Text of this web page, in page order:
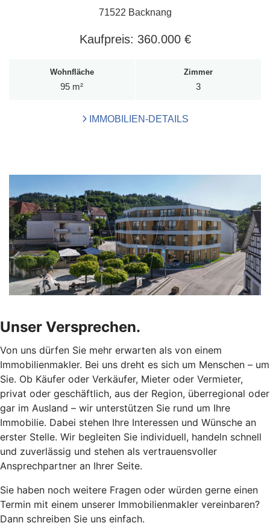
Unser Versprechen.
Von uns dürfen Sie mehr erwarten als von einem
Immobilienmakler. Bei uns dreht es sich um Menschen – um
Sie. Ob Käufer oder Verkäufer, Mieter oder Vermieter,
privat oder geschäftlich, aus der Region, überregional oder
gar im Ausland – wir unterstützen Sie rund um Ihre
Immobilie. Dabei stehen Ihre Interessen und Wünsche an
erster Stelle. Wir begleiten Sie individuell, handeln schnell
und zuverlässig und stehen als vertrauensvoller
Ansprechpartner an Ihrer Seite.
Sie haben noch weitere Fragen oder würden gerne einen
Termin mit einem unserer Immobilienmakler vereinbaren?
Dann schreiben Sie uns einfach.